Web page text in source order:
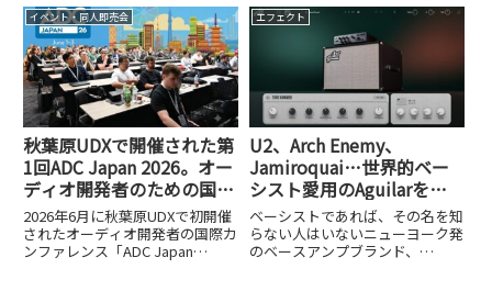
法、SDK化計画「NTSDK」まで、
開発者が語った内容を詳しくレポ
ートします。
ゼロから半日で完成させた手順
を、PythonやLuaのコード例とと
もに紹介します。
イベント・同人即売会
秋葉原UDXで開催された第
1回ADC Japan 2026。オー
ディオ開発者のための国際
カンファレンスがついに日
本上陸
2026年6月に秋葉原UDXで初開催
されたオーディオ開発者の国際カ
ンファレンス「ADC Japan
エフェクト
U2、Arch Enemy、
Jamiroquai…世界的ベー
シスト愛用のAguilarを
KORGがAIでプラグイン
化！「Aguilar Plugin
Suite」開発者インタビュ
ベーシストであれば、その名を知
らない人はいないニューヨーク発
のベースアンプブランド、